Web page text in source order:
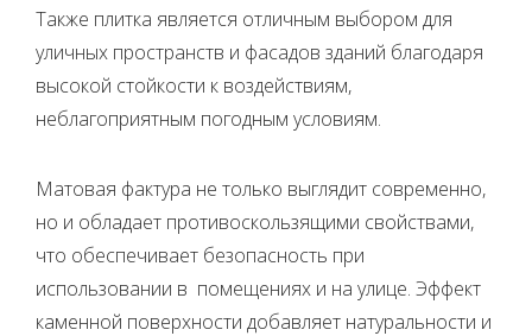
Также плитка является отличным выбором для
уличных пространств и фасадов зданий благодаря
высокой стойкости к воздействиям,
неблагоприятным погодным условиям.
Матовая фактура не только выглядит современно,
но и обладает противоскользящими свойствами,
что обеспечивает безопасность при
использовании в помещениях и на улице. Эффект
каменной поверхности добавляет натуральности и